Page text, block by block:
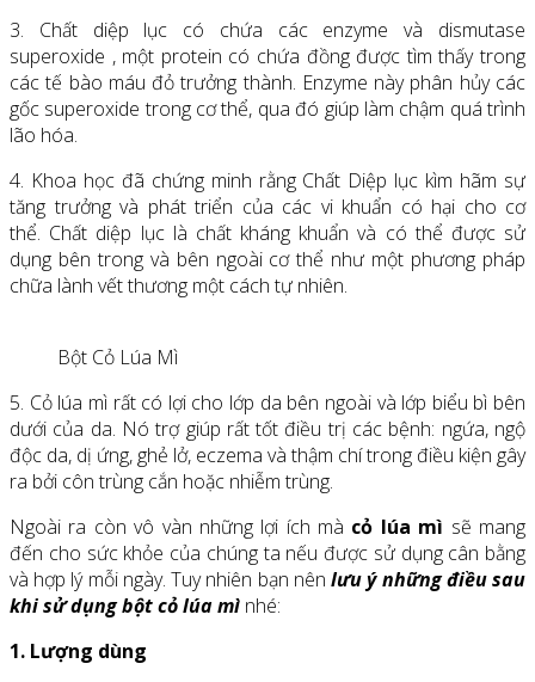
3. Chất diệp lục có chứa các enzyme và dismutase
superoxide , một protein có chứa đồng được tìm thấy trong
các tế bào máu đỏ trưởng thành. Enzyme này phân hủy các
gốc superoxide trong cơ thể, qua đó giúp làm chậm quá trình
lão hóa.
4. Khoa học đã chứng minh rằng Chất Diệp lục kìm hãm sự
tăng trưởng và phát triển của các vi khuẩn có hại cho cơ
thể. Chất diệp lục là chất kháng khuẩn và có thể được sử
dụng bên trong và bên ngoài cơ thể như một phương pháp
chữa lành vết thương một cách tự nhiên.
Bột Cỏ Lúa Mì
5. Cỏ lúa mì rất có lợi cho lớp da bên ngoài và lớp biểu bì bên
dưới của da. Nó trợ giúp rất tốt điều trị các bệnh: ngứa, ngộ
độc da, dị ứng, ghẻ lở, eczema và thậm chí trong điều kiện gây
ra bởi côn trùng cắn hoặc nhiễm trùng.
Ngoài ra còn vô vàn những lợi ích mà cỏ lúa mì sẽ mang
đến cho sức khỏe của chúng ta nếu được sử dụng cân bằng
và hợp lý mỗi ngày. Tuy nhiên bạn nênlưu ý những điều sau
khi sử dụng bột cỏ lúa mì nhé:
1. Lượng dùng